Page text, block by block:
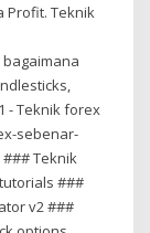
Profit. Teknik
- Teknik forex
sebenar-
Teknik
###
v2 ###